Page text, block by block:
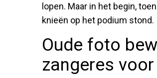
lopen. Maar in het begin,
knieën op het podium stond.
Oude foto
zangeres voor